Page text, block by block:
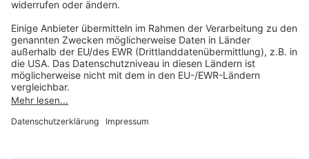
Impressum
Datenschutz